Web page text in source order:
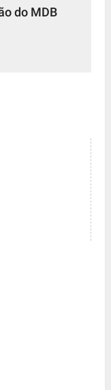
do MDB